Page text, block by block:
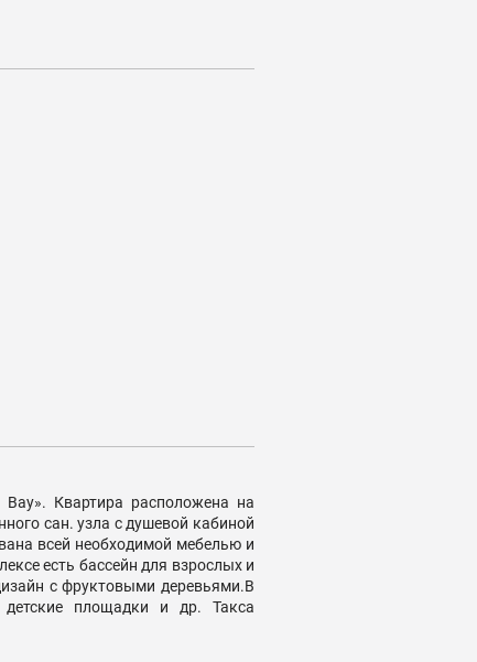
Квартира расположена на
сан. узла с душевой кабиной
всей необходимой мебелью и
есть бассейн для взрослых и
с фруктовыми деревьями.В
детские площадки и др. Такса